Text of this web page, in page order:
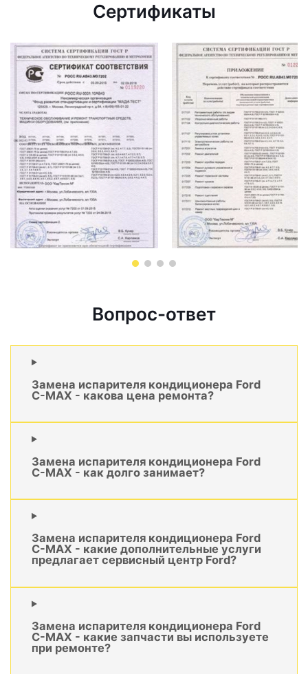
Сертификаты
Вопрос-ответ
Замена испарителя кондиционера Ford
C-MAX - какова цена ремонта?
Замена испарителя кондиционера Ford
C-MAX - как долго занимает?
Замена испарителя кондиционера Ford
C-MAX - какие дополнительные услуги
предлагает сервисный центр Ford?
Замена испарителя кондиционера Ford
C-MAX - какие запчасти вы используете
при ремонте?